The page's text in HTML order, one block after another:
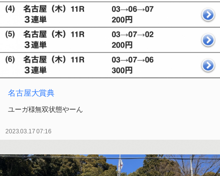
名古屋大賞典
ユーガ様無双状態やーん
2023.03.17 07:16